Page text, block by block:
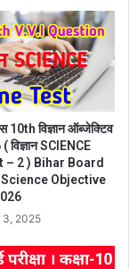
10th विज्ञान ऑब्जेक्टिव
SCIENCE
– 2 ) Bihar Board
Objective
3, 2025